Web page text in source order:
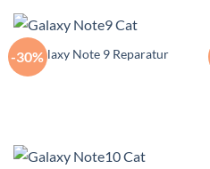
-30%Galaxy Note 9 Reparatur